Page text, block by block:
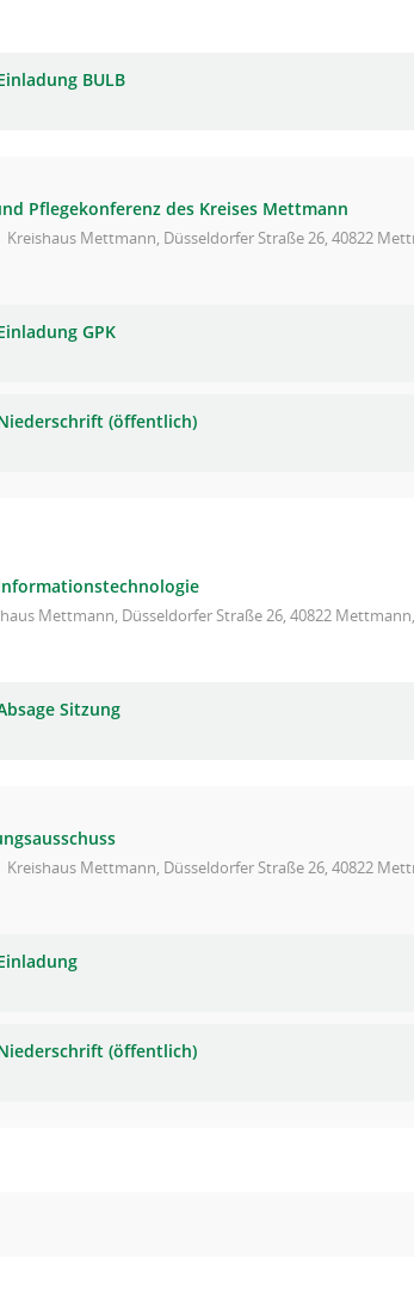
BULB
Pflegekonferenz des Kreises Mettmann
Kreishaus Mettmann, Düsseldorfer Straße 26, 40822
GPK
(öffentlich)
Mettmann, Düsseldorfer Straße 26, 40822
Sitzung
Kreishaus Mettmann, Düsseldorfer Straße 26, 40822
(öffentlich)